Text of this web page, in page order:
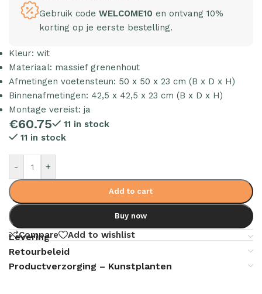
Gebruik code WELCOME10 en ontvang 10%
korting op je eerste bestelling.
Kleur: wit
Materiaal: massief grenenhout
Afmetingen voetensteun: 50 x 50 x 23 cm (B x D x H)
Binnenafmetingen: 42,5 x 42,5 x 23 cm (B x D x H)
Montage vereist: ja
€60.75
11 in stock
11 in stock
- +
Add to cart
Buy now
Compare Add to wishlist
Levering
Retourbeleid
Productverzorging – Kunstplanten